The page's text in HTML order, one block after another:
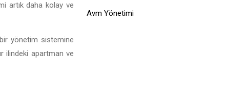
artık daha kolay ve
yönetim sistemine
ilindeki apartman ve
Avm Yönetimi